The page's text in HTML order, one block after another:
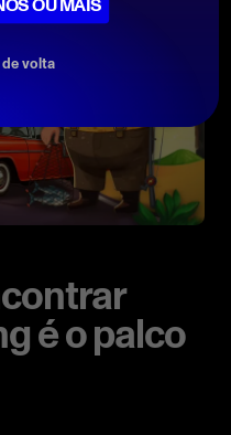
é o palco
OU MAIS
de volta